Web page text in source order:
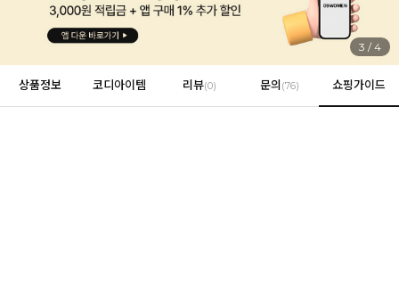
3 /4
상품정보 코디아이템 리뷰(0) 문의 (76) 쇼핑가이드